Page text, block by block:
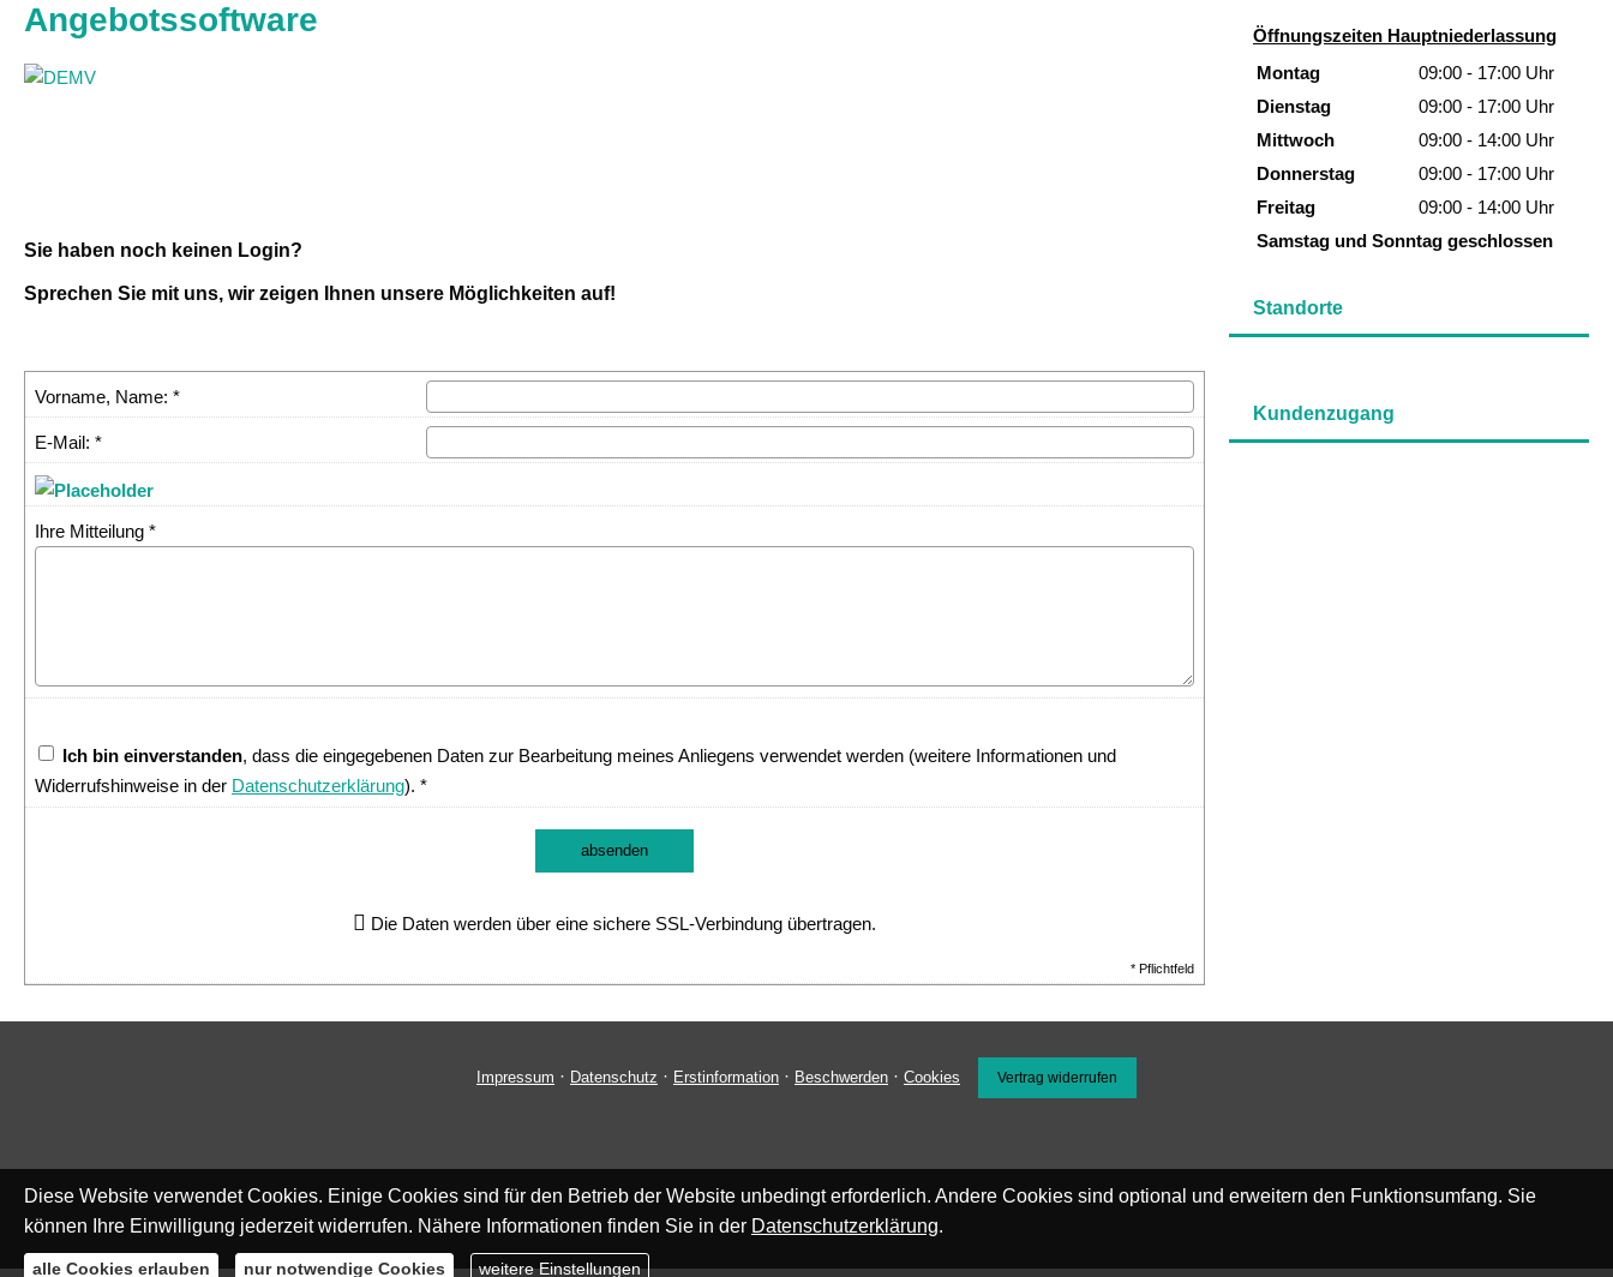
Öffnungszeiten Hauptniederlassung
Montag
09:00 - 17:00 Uhr
Dienstag
09:00 - 17:00 Uhr
Mittwoch
09:00 - 14:00 Uhr
Donnerstag
09:00 - 17:00 Uhr
Freitag
09:00 - 14:00 Uhr
Samstag und Sonntag geschlossen
Standorte
Kundenzugang
Angebotssoftware
Sie haben noch keinen Login?
Sprechen Sie mit uns, wir zeigen Ihnen unsere Möglichkeiten auf!
Vorname, Name: *
E-Mail: *
Ihre Mitteilung *
Ich bin einverstanden, dass die eingegebenen Daten zur Bearbeitung meines Anliegens verwendet werden (weitere Informationen und
Widerrufshinweise in der Datenschutzerklärung). *
absenden
Die Daten werden über eine sichere SSL-Verbindung übertragen.
* Pflichtfeld
Impressum · Datenschutz · Erstinformation · Beschwerden · Cookies Vertrag widerrufen
Diese Website verwendet Cookies. Einige Cookies sind für den Betrieb der Website unbedingt erforderlich. Andere Cookies sind optional und erweitern den Funktionsumfang. Sie
können Ihre Einwilligung jederzeit widerrufen. Nähere Informationen finden Sie in der Datenschutzerklärung.
alle Cookies erlauben nur notwendige Cookies weitere Einstellungen